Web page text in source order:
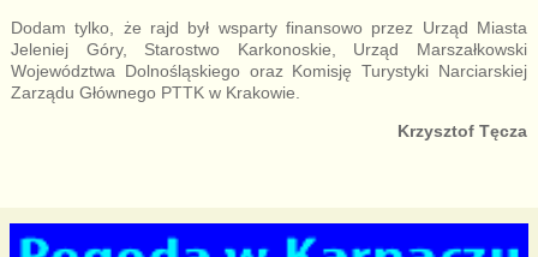
Dodam tylko, że rajd był wsparty finansowo przez Urząd Miasta
Jeleniej Góry, Starostwo Karkonoskie, Urząd Marszałkowski
Województwa Dolnośląskiego oraz Komisję Turystyki Narciarskiej
Zarządu Głównego PTTK w Krakowie.
Krzysztof Tęcza